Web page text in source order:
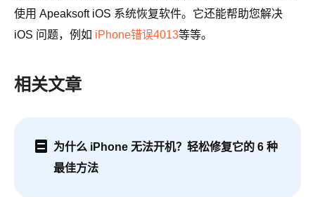
使用 Apeaksoft iOS 系统恢复软件。它还能帮助您解决
iOS 问题，例如 iPhone错误4013等等。
相关文章
为什么 iPhone 无法开机？轻松修复它的 6 种
最佳方法